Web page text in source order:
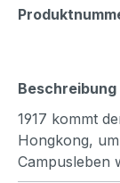
Beschreibung
1917 kommt
Hongkong,
Campusleben